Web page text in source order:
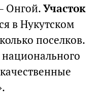
Онгой.Участок
в Нукутском
поселков.